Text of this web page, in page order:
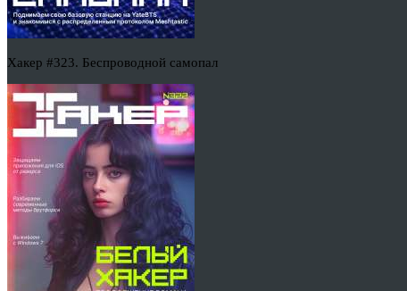
Хакер #323. Беспроводной самопал